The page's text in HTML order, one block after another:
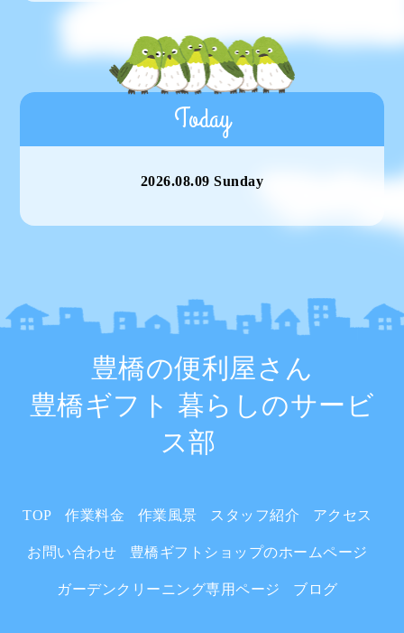
Today
2026.08.09 Sunday
豊橋の便利屋さん
豊橋ギフト 暮らしのサービ
ス部
TOP 作業料金 作業風景 スタッフ紹介 アクセス
お問い合わせ 豊橋ギフトショップのホームページ
ガーデンクリーニング専用ページ ブログ